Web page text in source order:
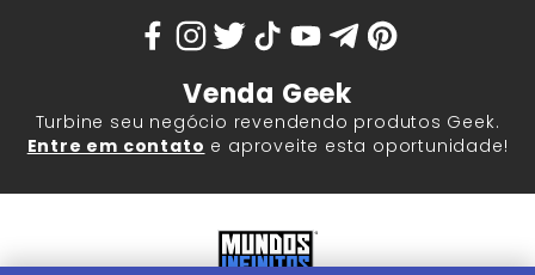
Venda Geek
Turbine seu negócio revendendo produtos Geek.
Entre em contato e aproveite esta oportunidade!